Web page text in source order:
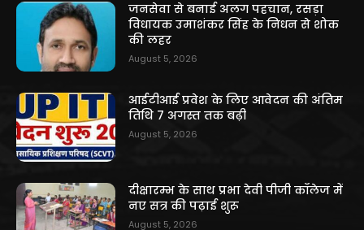
जनसेवा से बनाई अलग पहचान, रसड़ा
विधायक उमाशंकर सिंह के निधन से शोक
की लहर
August 5, 2026
आईटीआई प्रवेश के लिए आवेदन की अंतिम
तिथि 7 अगस्त तक बढ़ी
August 5, 2026
दीक्षारम्भ के साथ प्रभा देवी पीजी कॉलेज में
नए सत्र की पढ़ाई शुरू
August 5, 2026